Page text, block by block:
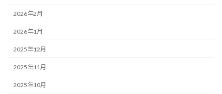
2026年2月
2026年1月
2025年12月
2025年11月
2025年10月